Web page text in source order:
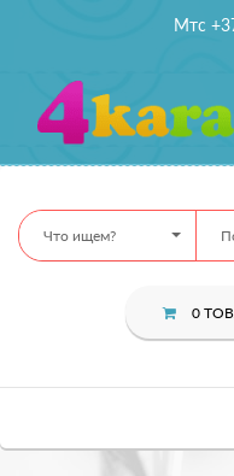
Мтс
Что ищем?
0